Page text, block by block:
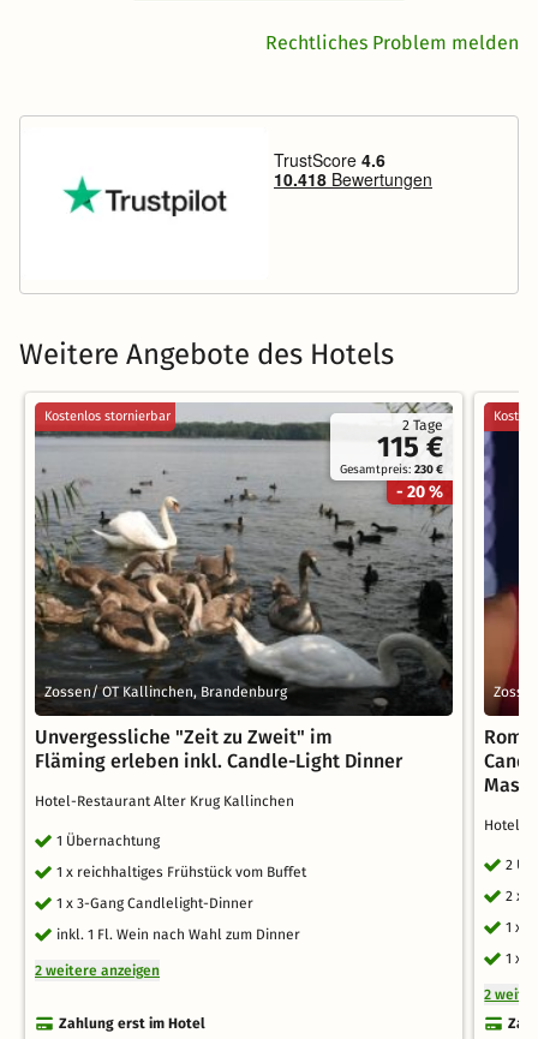
Rechtliches Problem melden
Weitere Angebote des Hotels
2 Tage
115 €
Gesamtpreis:230 €
- 20 %
Kostenlos stornierbar
Zossen/ OT Kallinchen, Brandenburg
Unvergessliche "Zeit zu Zweit" im
Fläming erleben inkl. Candle-Light Dinner
Hotel-Restaurant Alter Krug Kallinchen
1 Übernachtung
1 x reichhaltiges Frühstück vom Buffet
1 x 3-Gang Candlelight-Dinner
inkl. 1 Fl. Wein nach Wahl zum Dinner
2 weitere anzeigen
Zahlung erst im Hotel
Hotel-
2
2 x
1 x
1 x
2